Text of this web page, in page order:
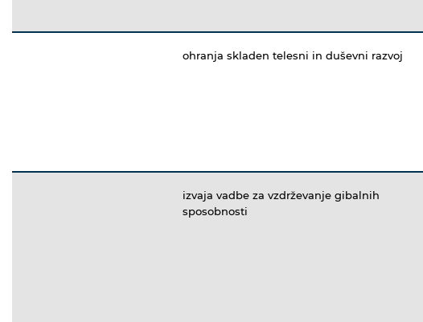
ohranja skladen telesni in duševni razvoj
izvaja vadbe za vzdrževanje gibalnih
sposobnosti